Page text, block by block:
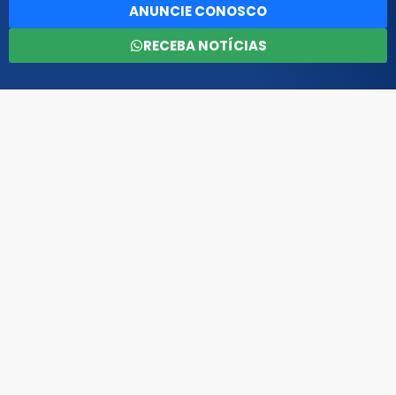
ANUNCIE CONOSCO
RECEBA NOTÍCIAS